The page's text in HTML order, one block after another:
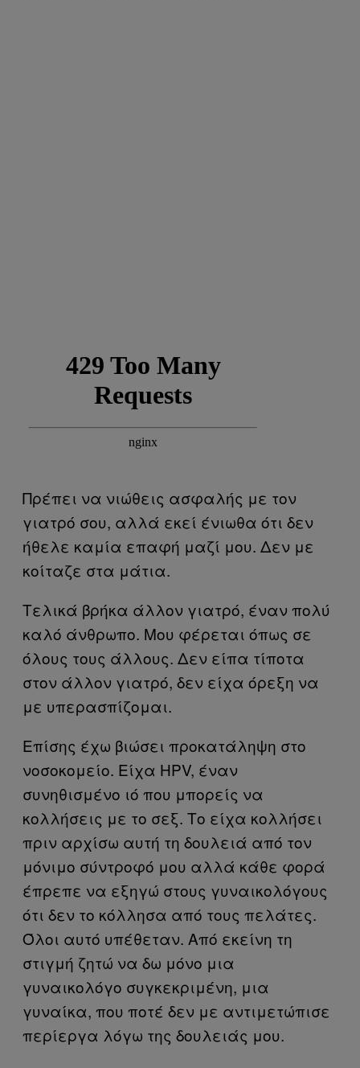
Πρέπει να νιώθεις ασφαλής με τον
γιατρό σου, αλλά εκεί ένιωθα ότι δεν
ήθελε καμία επαφή μαζί μου. Δεν με
κοίταζε στα μάτια.
Τελικά βρήκα άλλον γιατρό, έναν πολύ
καλό άνθρωπο. Μου φέρεται όπως σε
όλους τους άλλους. Δεν είπα τίποτα
στον άλλον γιατρό, δεν είχα όρεξη να
με υπερασπίζομαι.
Επίσης έχω βιώσει προκατάληψη στο
νοσοκομείο. Είχα HPV, έναν
συνηθισμένο ιό που μπορείς να
κολλήσεις με το σεξ. Το είχα κολλήσει
πριν αρχίσω αυτή τη δουλειά από τον
μόνιμο σύντροφό μου αλλά κάθε φορά
έπρεπε να εξηγώ στους γυναικολόγους
ότι δεν το κόλλησα από τους πελάτες.
Όλοι αυτό υπέθεταν. Από εκείνη τη
στιγμή ζητώ να δω μόνο μια
γυναικολόγο συγκεκριμένη, μια
γυναίκα, που ποτέ δεν με αντιμετώπισε
περίεργα λόγω της δουλειάς μου.